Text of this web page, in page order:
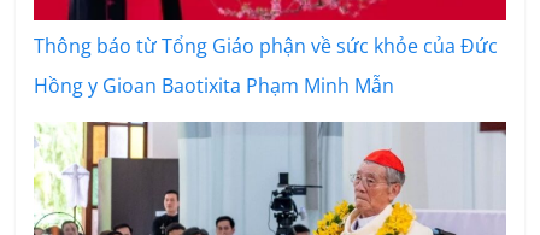
Thông báo từ Tổng Giáo phận về sức khỏe của Đức
Hồng y Gioan Baotixita Phạm Minh Mẫn